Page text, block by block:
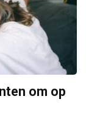
om op